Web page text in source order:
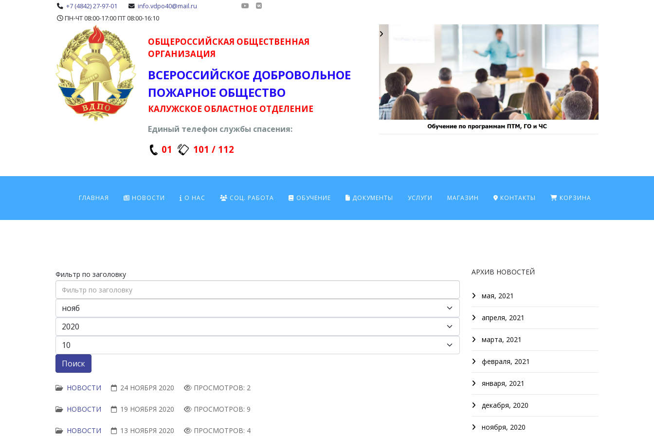
+7 (4842) 27-97-01
info.vdpo40@mail.ru
ПН-ЧТ 08:00-17:00 ПТ 08:00-16:10
ОБЩЕРОССИЙСКАЯ ОБЩЕСТВЕННАЯ
ОРГАНИЗАЦИЯ
ВСЕРОССИЙСКОЕ ДОБРОВОЛЬНОЕ
ПОЖАРНОЕ ОБЩЕСТВО
КАЛУЖСКОЕ ОБЛАСТНОЕ ОТДЕЛЕНИЕ
Единый телефон службы спасения:
01 101 / 112
ГЛАВНАЯ НОВОСТИ О НАС СОЦ. РАБОТА ОБУЧЕНИЕ ДОКУМЕНТЫ УСЛУГИ МАГАЗИН КОНТАКТЫ КОРЗИНА
Фильтр по заголовку
Поиск
НОВОСТИ 24 НОЯБРЯ 2020 ПРОСМОТРОВ: 2
НОВОСТИ 19 НОЯБРЯ 2020 ПРОСМОТРОВ: 9
НОВОСТИ 13 НОЯБРЯ 2020 ПРОСМОТРОВ: 4
АРХИВ НОВОСТЕЙ
мая, 2021
апреля, 2021
марта, 2021
февраля, 2021
января, 2021
декабря, 2020
ноября, 2020